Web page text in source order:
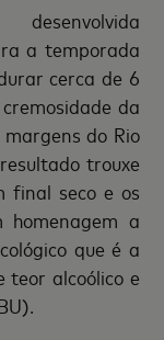
a temporada
cerca de 6
da
do Rio
trouxe
final seco e os
a
que é a
teor alcoólico e